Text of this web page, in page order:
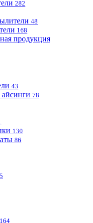
282
48
168
продукция
43
айсинги 78
130
86
164